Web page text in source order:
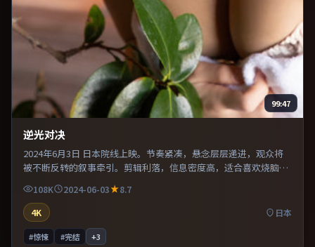
99:47
逆光对决
2024年6月3日 日本院线上映。节奏紧凑，悬念层层递进，观众将
被不断反转的叙事牵引。剪辑利落，信息密度高，适合喜欢烧脑与
推理的观众。既有类型片爽感，也保留作者表达，口碑潜力不俗。
108K 2024-06-03
8.7
4K
日本
#惊悚 #完结 +3